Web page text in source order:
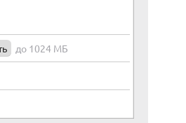
до 1024 МБ